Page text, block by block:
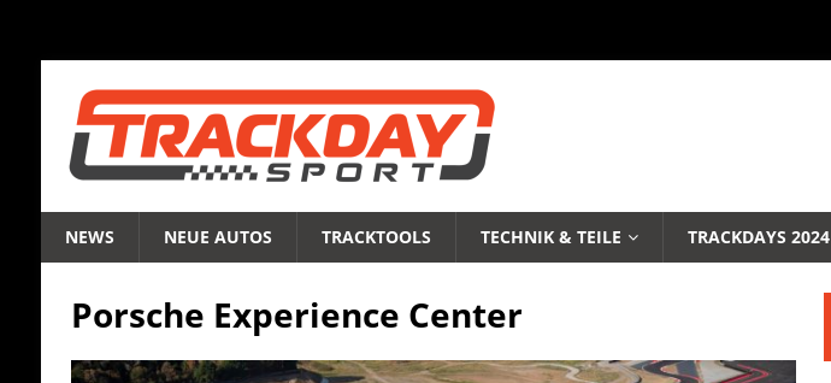
NEWS NEUE AUTOS TRACKTOOLS TECHNIK & TEILE TRACKDAYS 2024
Porsche Experience Center